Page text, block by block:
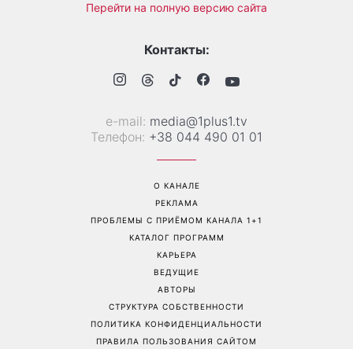
Перейти на полную версию сайта
Контакты:
е-mail: media@1plus1.tv
Телефон: +38 044 490 01 01
О КАНАЛЕ
РЕКЛАМА
ПРОБЛЕМЫ С ПРИЁМОМ КАНАЛА 1+1
КАТАЛОГ ПРОГРАММ
КАРЬЕРА
ВЕДУЩИЕ
АВТОРЫ
СТРУКТУРА СОБСТВЕННОСТИ
ПОЛИТИКА КОНФИДЕНЦИАЛЬНОСТИ
ПРАВИЛА ПОЛЬЗОВАНИЯ САЙТОМ